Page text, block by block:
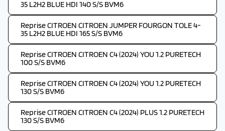
35 L2H2 BLUE HDI 140 S/S BVM6
Reprise CITROEN CITROEN JUMPER FOURGON TOLE 4-
35 L2H2 BLUE HDI 165 S/S BVM6
Reprise CITROEN CITROEN C4 (2024) YOU 1.2 PURETECH
100 S/S BVM6
Reprise CITROEN CITROEN C4 (2024) YOU 1.2 PURETECH
130 S/S BVM6
Reprise CITROEN CITROEN C4 (2024) PLUS 1.2 PURETECH
130 S/S BVM6